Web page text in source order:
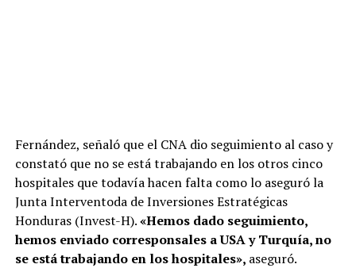
Fernández, señaló que el CNA dio seguimiento al caso y
constató que no se está trabajando en los otros cinco
hospitales que todavía hacen falta como lo aseguró la
Junta Interventoda de Inversiones Estratégicas
Honduras (Invest-H).«Hemos dado seguimiento,
hemos enviado corresponsales a USA y Turquía, no
se está trabajando en los hospitales», aseguró.